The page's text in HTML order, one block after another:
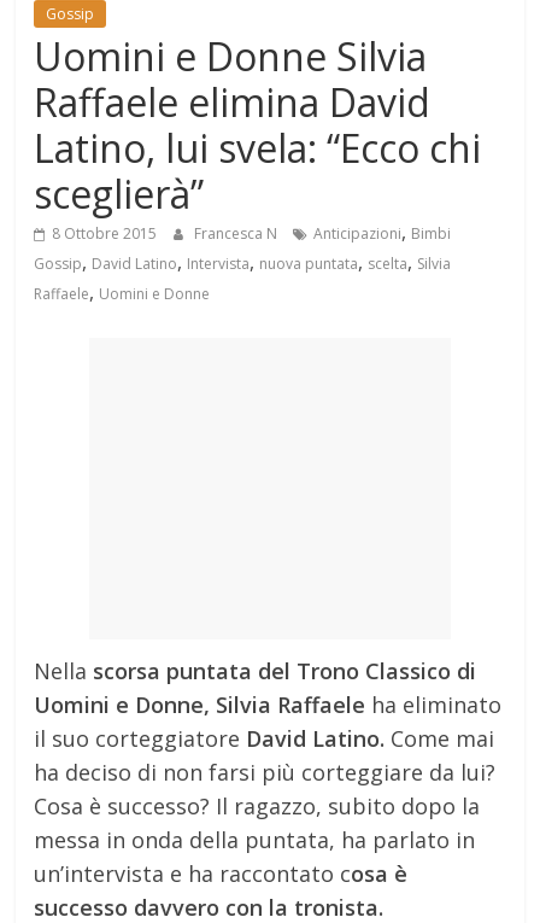
Mondo
Gossip
Uomini e Donne Silvia
Raffaele elimina David
Latino, lui svela: “Ecco chi
sceglierà”
8 Ottobre 2015 Francesca N Anticipazioni, Bimbi
Gossip, David Latino, Intervista, nuova puntata, scelta, Silvia
Raffaele, Uomini e Donne
Nella scorsa puntata del Trono Classico di
Uomini e Donne, Silvia Raffaele ha eliminato
il suo corteggiatore David Latino. Come mai
ha deciso di non farsi più corteggiare da lui?
Cosa è successo? Il ragazzo, subito dopo la
messa in onda della puntata, ha parlato in
un’intervista e ha raccontato cosa è
successo davvero con la tronista.